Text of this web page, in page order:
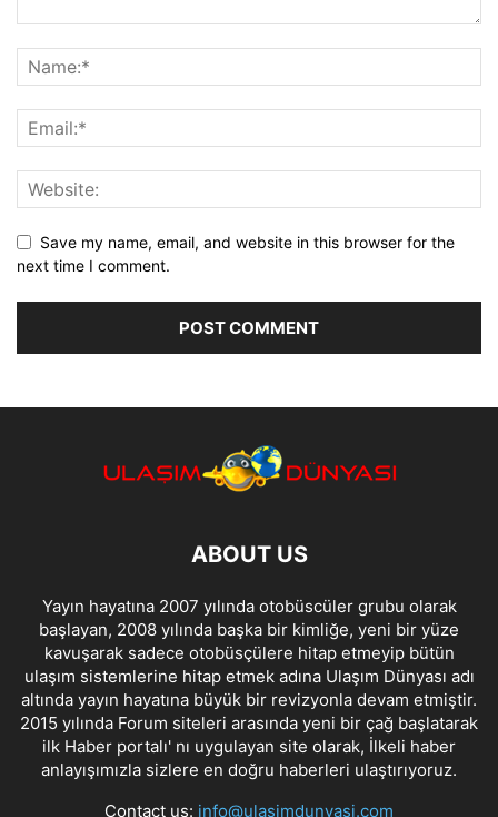
Save my name, email, and website in this browser for the
next time I comment.
ABOUT US
Yayın hayatına 2007 yılında otobüscüler grubu olarak
başlayan, 2008 yılında başka bir kimliğe, yeni bir yüze
kavuşarak sadece otobüsçülere hitap etmeyip bütün
ulaşım sistemlerine hitap etmek adına Ulaşım Dünyası adı
altında yayın hayatına büyük bir revizyonla devam etmiştir.
2015 yılında Forum siteleri arasında yeni bir çağ başlatarak
ilk Haber portalı' nı uygulayan site olarak, İlkeli haber
anlayışımızla sizlere en doğru haberleri ulaştırıyoruz.
Contact us: info@ulasimdunyasi.com